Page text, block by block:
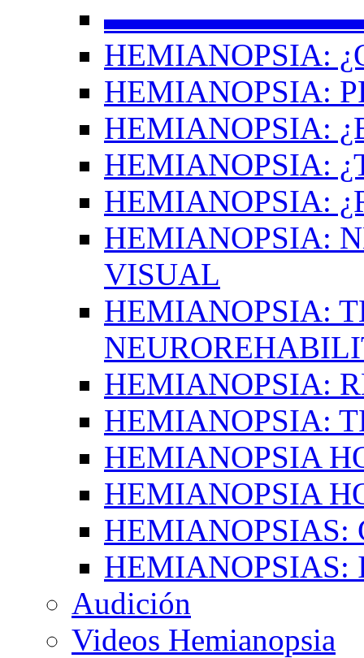
HEMIANOPSIA:
HEMIANOPSIA:
HEMIANOPSIA:
HEMIANOPSIA:
HEMIANOPSIA:
HEMIANOPSIA:
VISUAL
HEMIANOPSIA:
HEMIANOPSIA:
HEMIANOPSIA:
HEMIANOPSIA
HEMIANOPSIA
HEMIANOPSIAS:
HEMIANOPSIAS:
Audición
Videos Hemianopsia